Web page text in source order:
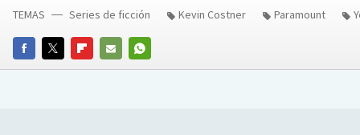
FACEBOOKTWITTERFLIPBOARD
E-
WHATSAPP
TEMAS Series de ficción Kevin Costner Paramount